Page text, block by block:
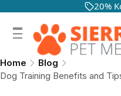
20%
Home
Blog
Dog Training Benefits and